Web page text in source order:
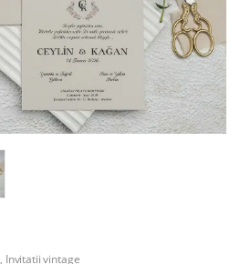
, Invitatii vintage